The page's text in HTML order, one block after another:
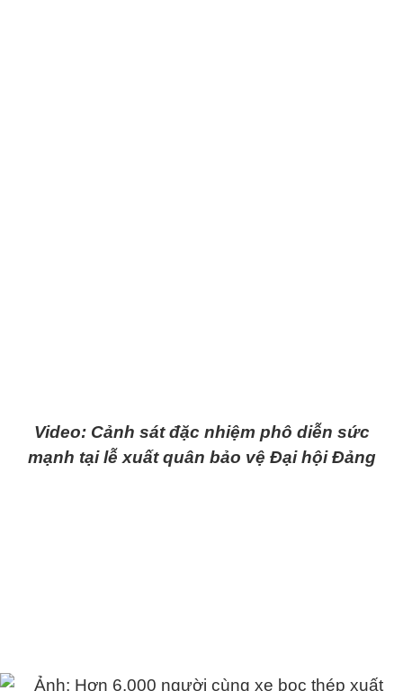
Video: Cảnh sát đặc nhiệm phô diễn sức
mạnh tại lễ xuất quân bảo vệ Đại hội Đảng